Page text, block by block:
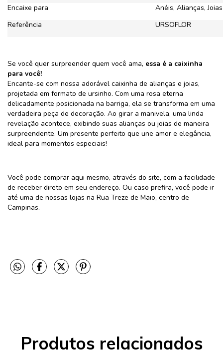
Encaixe para
Anéis, Alianças, Joias
Referência
URSOFLOR
Se você quer surpreender quem você ama, essa é a caixinha
para você!
Encante-se com nossa adorável caixinha de alianças e joias,
projetada em formato de ursinho. Com uma rosa eterna
delicadamente posicionada na barriga, ela se transforma em uma
verdadeira peça de decoração. Ao girar a manivela, uma linda
revelação acontece, exibindo suas alianças ou joias de maneira
surpreendente. Um presente perfeito que une amor e elegância,
ideal para momentos especiais!
Você pode comprar aqui mesmo, através do site, com a facilidade
de receber direto em seu endereço. Ou caso prefira, você pode ir
até uma de nossas lojas na Rua Treze de Maio, centro de
Campinas.
Produtos relacionados